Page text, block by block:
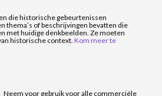
die historische gebeurtenissen
thema’s of beschrijvingen bevatten die
met huidige denkbeelden. Ze moeten
historische context. Kom meer te
Neem voor gebruik voor alle commerciële